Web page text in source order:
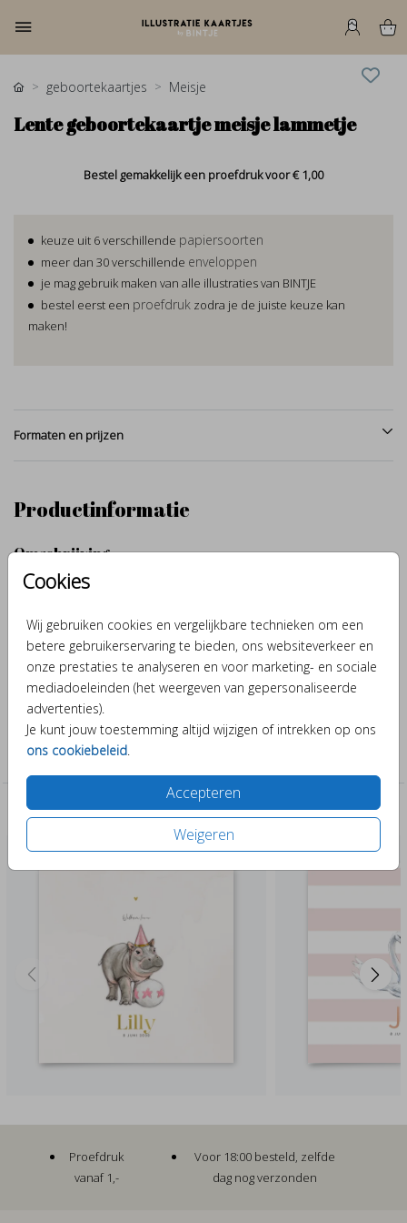
Cookies
Wij gebruiken cookies en vergelijkbare technieken om een
betere gebruikerservaring te bieden, ons websiteverkeer en
onze prestaties te analyseren en voor marketing- en sociale
mediadoeleinden (het weergeven van gepersonaliseerde
advertenties).
Je kunt jouw toestemming altijd wijzigen of intrekken op ons
ons cookiebeleid
Accepteren
Weigeren
geboortekaartjes Meisje
Lente geboortekaartje meisje lammetje
Bestel gemakkelijk een proefdruk voor€ 1,00
keuze uit 6 verschillende papiersoorten
meer dan 30 verschillende enveloppen
je mag gebruik maken van alle illustraties van BINTJE
bestel eerst een proefdruk zodra je de juiste keuze kan
maken!
Formaten en prijzen
Productinformatie
Omschrijving
Hoe schattig is dit lente geboortekaartje met een schattig
aanpassen. Zo wordt het je eigen persoonlijke geboortekaartje.
Wil je de verschillende papiersoorten zien? Bestel dan snel een
proefje.Toon meer
Collectie
Meisje
Past er leuk bij
Proefdruk
vanaf 1,-
Voor 18:00 besteld, zelfde
dag nog verzonden